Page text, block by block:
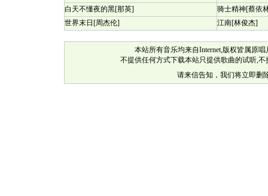
白天不懂夜的黑[那英]
骑士精神[蔡依
世界末日[周杰伦]
江南[林俊杰]
本站所有音乐均来自Internet,版权皆属原
不提供任何方式下载本站只提供歌曲的试听,
请来信告知，我们将立即删